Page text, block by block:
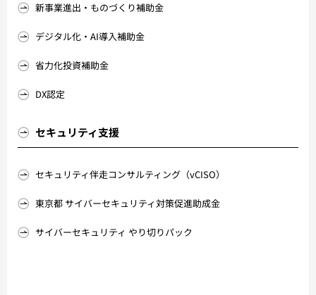
新事業進出・ものづくり補助金
デジタル化・AI導入補助金
省力化投資補助金
DX認定
セキュリティ支援
セキュリティ伴走コンサルティング（vCISO）
東京都 サイバーセキュリティ対策促進助成金
サイバーセキュリティ やり切りパック